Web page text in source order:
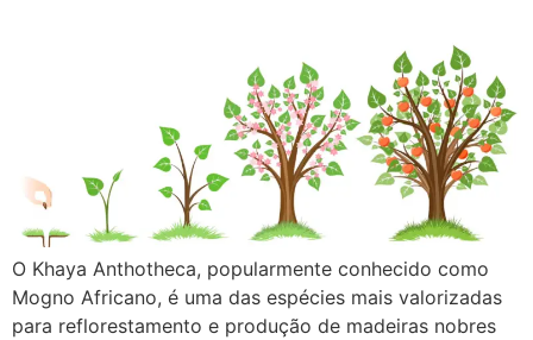
O Khaya Anthotheca, popularmente conhecido como
Mogno Africano, é uma das espécies mais valorizadas
para reflorestamento e produção de madeiras nobres